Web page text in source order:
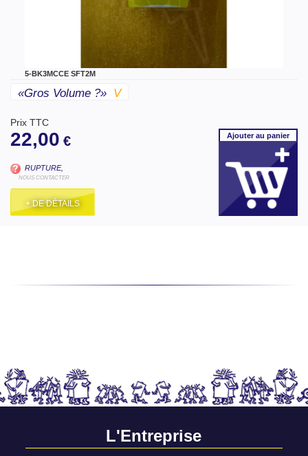
5-BK3MCCE SFT2M
«gros Volume ?» V
Prix TTC
22,00 €
RUPTURE,
NOUS CONTACTER
+ DE DÉTAILS
Ajouterau panier
L'Entreprise